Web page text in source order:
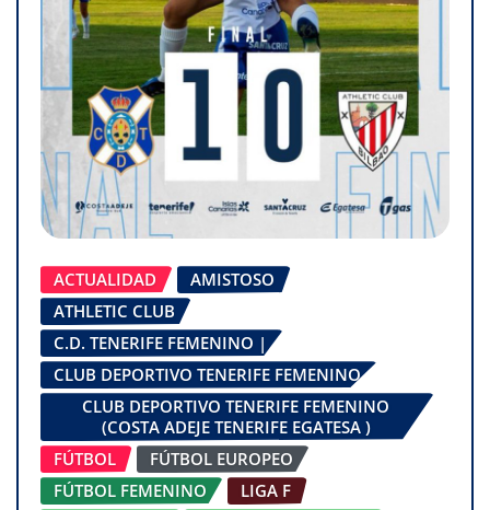
ACTUALIDAD
AMISTOSO
ATHLETIC CLUB
C.D. TENERIFE FEMENINO |
CLUB DEPORTIVO TENERIFE FEMENINO
CLUB DEPORTIVO TENERIFE FEMENINO
(COSTA ADEJE TENERIFE EGATESA )
FÚTBOL
FÚTBOL EUROPEO
FÚTBOL FEMENINO
LIGA F